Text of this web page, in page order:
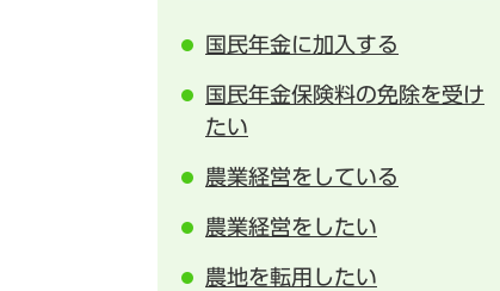
国民年金に加入する
国民年金保険料の免除を受け
たい
農業経営をしている
農業経営をしたい
農地を転用したい